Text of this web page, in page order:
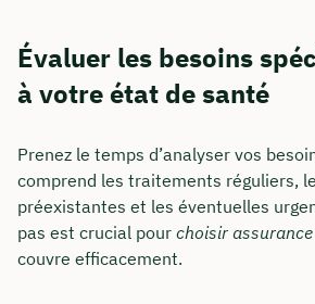
Évaluer les besoins
à votre état de santé
Prenez le temps d’analyser vos
comprend les traitements réguliers,
préexistantes et les éventuelles
pas est crucial pour choisir
couvre efficacement.